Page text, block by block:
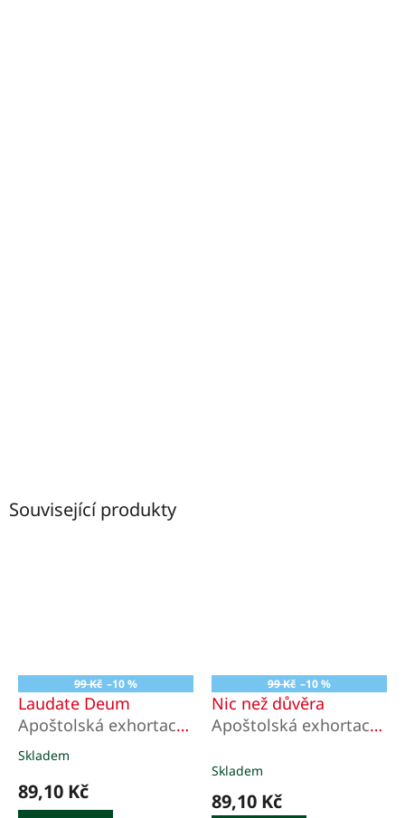
Související produkty
99 Kč –10 %
Laudate Deum
Apoštolská exhortace
o klimatické krizi
Průměrné
produktu
je
Skladem
89,10 Kč
99 Kč –10 %
Nic než důvěra
Apoštolská exhortace
svaté Terezii z Lisieux
Skladem
89,10 Kč